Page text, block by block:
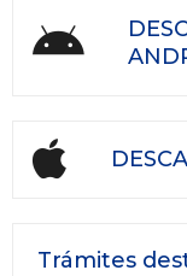
Trámites